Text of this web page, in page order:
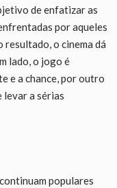
de enfatizar as
por aqueles
resultado, o cinema dá
lado, o jogo é
e a chance, por outro
levar a sérias
populares